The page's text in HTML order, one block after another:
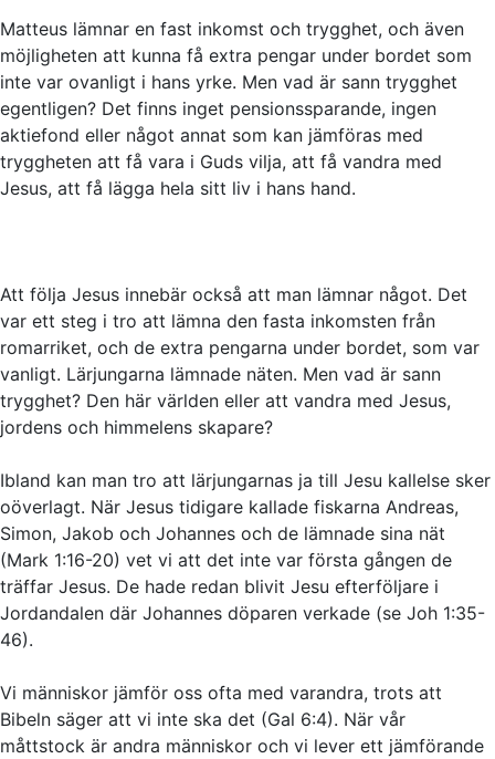
Matteus lämnar en fast inkomst och trygghet, och även
möjligheten att kunna få extra pengar under bordet som
inte var ovanligt i hans yrke. Men vad är sann trygghet
egentligen? Det finns inget pensionssparande, ingen
aktiefond eller något annat som kan jämföras med
tryggheten att få vara i Guds vilja, att få vandra med
Jesus, att få lägga hela sitt liv i hans hand.
Att följa Jesus innebär också att man lämnar något. Det
var ett steg i tro att lämna den fasta inkomsten från
romarriket, och de extra pengarna under bordet, som var
vanligt. Lärjungarna lämnade näten. Men vad är sann
trygghet? Den här världen eller att vandra med Jesus,
jordens och himmelens skapare?
Ibland kan man tro att lärjungarnas ja till Jesu kallelse sker
oöverlagt. När Jesus tidigare kallade fiskarna Andreas,
Simon, Jakob och Johannes och de lämnade sina nät
(Mark 1:16-20) vet vi att det inte var första gången de
träffar Jesus. De hade redan blivit Jesu efterföljare i
Jordandalen där Johannes döparen verkade (se Joh 1:35-
46).
Vi människor jämför oss ofta med varandra, trots att
Bibeln säger att vi inte ska det (Gal 6:4). När vår
måttstock är andra människor och vi lever ett jämförande